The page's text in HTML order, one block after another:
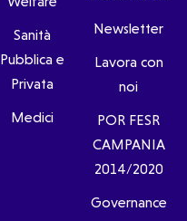
Sanità
Pubblica e
Privata
Medici
Newsletter
Lavora con
noi
POR FESR
CAMPANIA
2014/2020
Governance